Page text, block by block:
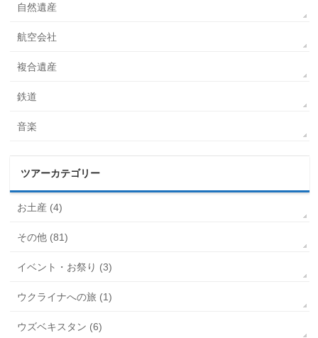
自然遺産
航空会社
複合遺産
鉄道
音楽
ツアーカテゴリー
お土産 (4)
その他 (81)
イベント・お祭り (3)
ウクライナへの旅 (1)
ウズベキスタン (6)